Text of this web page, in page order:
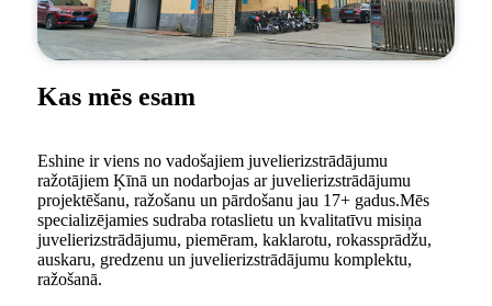
Kas mēs esam
Eshine ir viens no vadošajiem juvelierizstrādājumu
ražotājiem Ķīnā un nodarbojas ar juvelierizstrādājumu
projektēšanu, ražošanu un pārdošanu jau 17+ gadus.Mēs
specializējamies sudraba rotaslietu un kvalitatīvu misiņa
juvelierizstrādājumu, piemēram, kaklarotu, rokassprādžu,
auskaru, gredzenu un juvelierizstrādājumu komplektu,
ražošanā.